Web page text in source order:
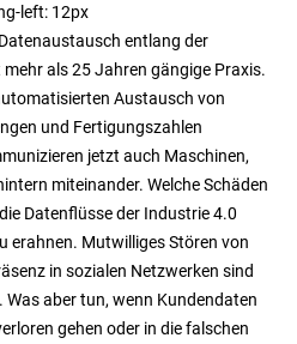
left: 12px
entlang der
als 25 Jahren gängige Praxis.
Austausch von
und Fertigungszahlen
jetzt auch Maschinen,
miteinander. Welche Schäden
Datenflüsse der Industrie 4.0
erahnen. Mutwilliges Stören von
in sozialen Netzwerken sind
Was aber tun, wenn Kundendaten
gehen oder in die falschen